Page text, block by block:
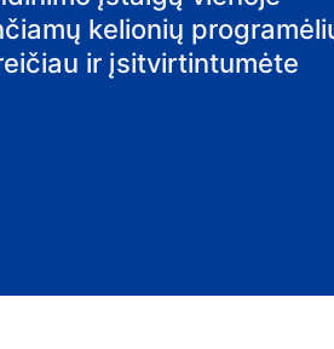
kelionių
ir įsitvirtintumėte